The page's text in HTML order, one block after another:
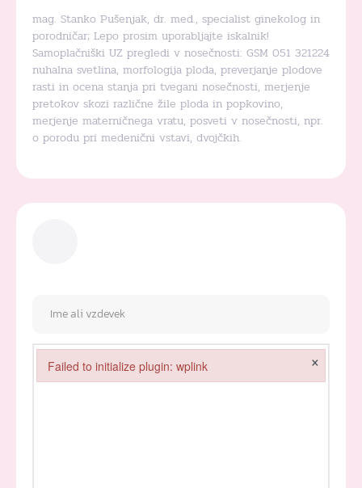
mag. Stanko Pušenjak, dr. med., specialist ginekolog in
porodničar; Lepo prosim uporabljajte iskalnik!
Samoplačniški UZ pregledi v nosečnosti: GSM 051 321224
nuhalna svetlina, morfologija ploda, preverjanje plodove
rasti in ocena stanja pri tvegani nosečnosti, merjenje
pretokov skozi različne žile ploda in popkovino,
merjenje materničnega vratu, posveti v nosečnosti, npr.
o porodu pri medenični vstavi, dvojčkih.
Failed to initialize plugin: wplink ×
Failed to initialize plugin: wplink